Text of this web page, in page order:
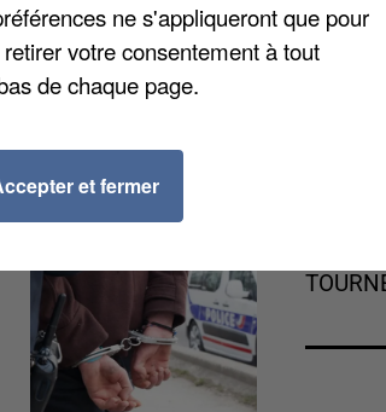
ne s'appliqueront que pour
votre consentement à tout
de chaque page.
et fermer